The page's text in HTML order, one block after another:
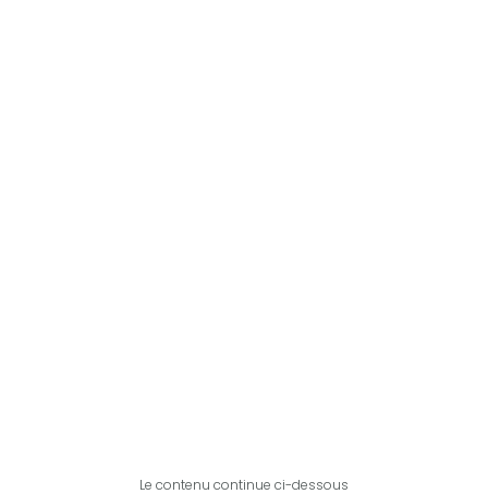
Le contenu continue ci-dessous